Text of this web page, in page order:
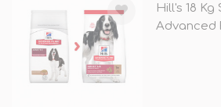
Hill's 18
Advanced